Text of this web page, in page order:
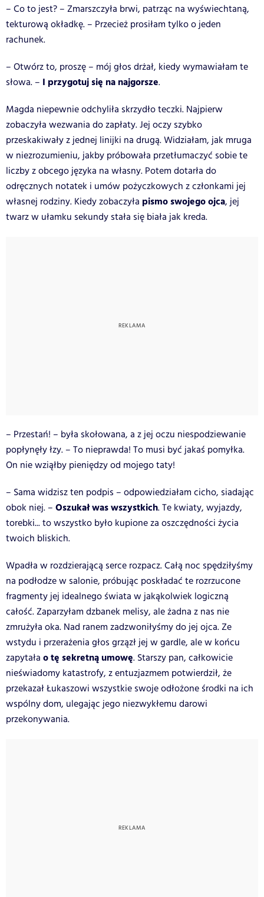
– Co to jest? – Zmarszczyła brwi, patrząc na wyświechtaną,
tekturową okładkę. – Przecież prosiłam tylko o jeden
rachunek.
– Otwórz to, proszę – mój głos drżał, kiedy wymawiałam te
słowa. – I przygotuj się na najgorsze.
Magda niepewnie odchyliła skrzydło teczki. Najpierw
zobaczyła wezwania do zapłaty. Jej oczy szybko
przeskakiwały z jednej linijki na drugą. Widziałam, jak mruga
w niezrozumieniu, jakby próbowała przetłumaczyć sobie te
liczby z obcego języka na własny. Potem dotarła do
odręcznych notatek i umów pożyczkowych z członkami jej
własnej rodziny. Kiedy zobaczyła pismo swojego ojca, jej
twarz w ułamku sekundy stała się biała jak kreda.
– Przestań! – była skołowana, a z jej oczu niespodziewanie
popłynęły łzy. – To nieprawda! To musi być jakaś pomyłka.
On nie wziąłby pieniędzy od mojego taty!
– Sama widzisz ten podpis – odpowiedziałam cicho, siadając
obok niej. – Oszukał was wszystkich. Te kwiaty, wyjazdy,
torebki... to wszystko było kupione za oszczędności życia
twoich bliskich.
Wpadła w rozdzierającą serce rozpacz. Całą noc spędziłyśmy
na podłodze w salonie, próbując poskładać te rozrzucone
fragmenty jej idealnego świata w jakąkolwiek logiczną
całość. Zaparzyłam dzbanek melisy, ale żadna z nas nie
zmrużyła oka. Nad ranem zadzwoniłyśmy do jej ojca. Ze
wstydu i przerażenia głos grzązł jej w gardle, ale w końcu
zapytała o tę sekretną umowę. Starszy pan, całkowicie
nieświadomy katastrofy, z entuzjazmem potwierdził, że
przekazał Łukaszowi wszystkie swoje odłożone środki na ich
wspólny dom, ulegając jego niezwykłemu darowi
przekonywania.